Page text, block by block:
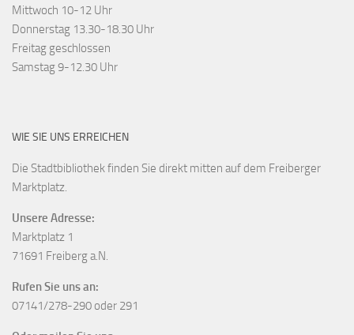
Mittwoch 10-12 Uhr
Donnerstag 13.30-18.30 Uhr
Freitag geschlossen
Samstag 9-12.30 Uhr
WIE SIE UNS ERREICHEN
Die Stadtbibliothek finden Sie direkt mitten auf dem Freiberger
Marktplatz.
Unsere Adresse:
Marktplatz 1
71691 Freiberg a.N.
Rufen Sie uns an:
07141/278-290 oder 291